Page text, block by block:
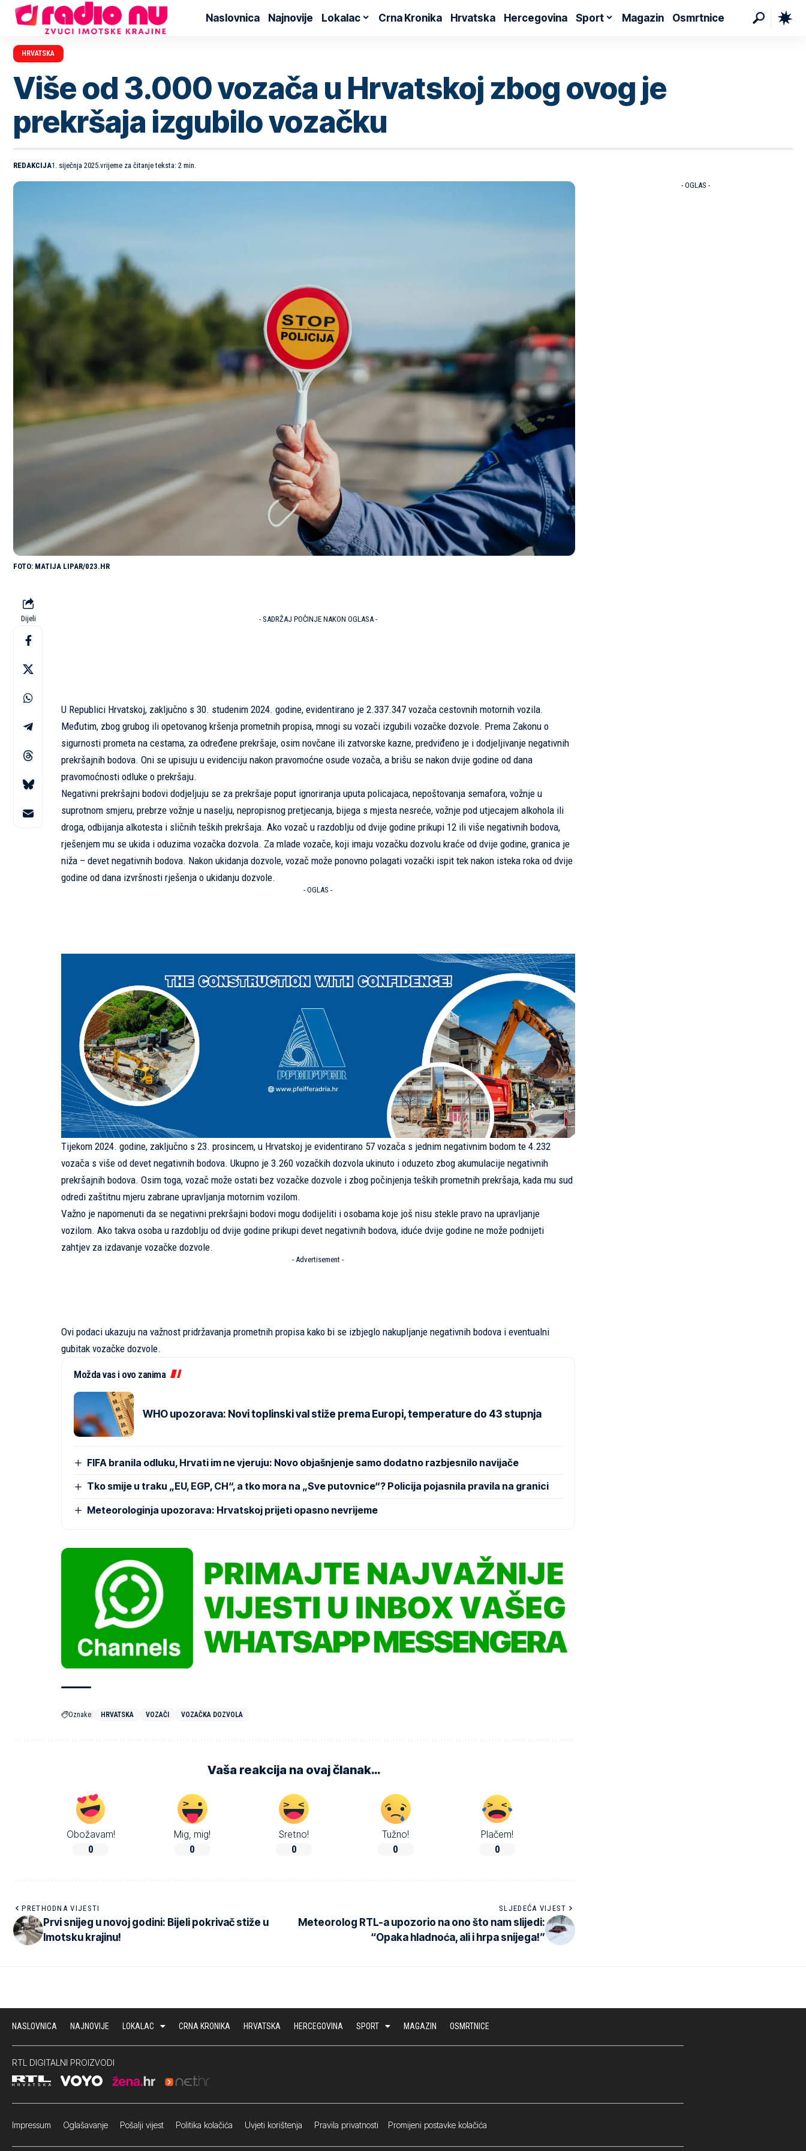
Naslovnica Najnovije Lokalac Crna Kronika Hrvatska Hercegovina Sport Magazin Osmrtnice
HRVATSKA
Više od 3.000 vozača u Hrvatskoj zbog ovog je
prekršaja izgubilo vozačku
REDAKCIJA1. siječnja 2025. vrijeme za čitanje teksta: 2 min.
MATIJA LIPAR/023.HR
Dijeli - SADRŽAJ POČINJE NAKON OGLASA -
U Republici Hrvatskoj, zaključno s 30. studenim 2024. godine, evidentirano je 2.337.347 vozača cestovnih motornih vozila.
Međutim, zbog grubog ili opetovanog kršenja prometnih propisa, mnogi su vozači izgubili vozačke dozvole. Prema Zakonu o
sigurnosti prometa na cestama, za određene prekršaje, osim novčane ili zatvorske kazne, predviđeno je i dodjeljivanje negativnih
prekršajnih bodova. Oni se upisuju u evidenciju nakon pravomoćne osude vozača, a brišu se nakon dvije godine od dana
pravomoćnosti odluke o prekršaju.
Negativni prekršajni bodovi dodjeljuju se za prekršaje poput ignoriranja uputa policajaca, nepoštovanja semafora, vožnje u
suprotnom smjeru, prebrze vožnje u naselju, nepropisnog pretjecanja, bijega s mjesta nesreće, vožnje pod utjecajem alkohola ili
droga, odbijanja alkotesta i sličnih teških prekršaja. Ako vozač u razdoblju od dvije godine prikupi 12 ili više negativnih bodova,
rješenjem mu se ukida i oduzima vozačka dozvola. Za mlade vozače, koji imaju vozačku dozvolu kraće od dvije godine, granica je
niža – devet negativnih bodova. Nakon ukidanja dozvole, vozač može ponovno polagati vozački ispit tek nakon isteka roka od dvije
godine od dana izvršnosti rješenja o ukidanju dozvole.
- OGLAS -
Tijekom 2024. godine, zaključno s 23. prosincem, u Hrvatskoj je evidentirano 57 vozača s jednim negativnim bodom te 4.232
vozača s više od devet negativnih bodova. Ukupno je 3.260 vozačkih dozvola ukinuto i oduzeto zbog akumulacije negativnih
prekršajnih bodova. Osim toga, vozač može ostati bez vozačke dozvole i zbog počinjenja teških prometnih prekršaja, kada mu sud
odredi zaštitnu mjeru zabrane upravljanja motornim vozilom.
Važno je napomenuti da se negativni prekršajni bodovi mogu dodijeliti i osobama koje još nisu stekle pravo na upravljanje
vozilom. Ako takva osoba u razdoblju od dvije godine prikupi devet negativnih bodova, iduće dvije godine ne može podnijeti
zahtjev za izdavanje vozačke dozvole.
- Advertisement -
Ovi podaci ukazuju na važnost pridržavanja prometnih propisa kako bi se izbjeglo nakupljanje negativnih bodova i eventualni
gubitak vozačke dozvole.
Možda vas i ovo zanima
WHO upozorava: Novi toplinski val stiže prema Europi, temperature do 43 stupnja
FIFA branila odluku, Hrvati im ne vjeruju: Novo objašnjenje samo dodatno razbjesnilo navijače
Tko smije u traku „EU, EGP, CH“, a tko mora na „Sve putovnice“? Policija pojasnila pravila na granici
Meteorologinja upozorava: Hrvatskoj prijeti opasno nevrijeme
Oznake: HRVATSKA VOZAČI VOZAČKA DOZVOLA
Vaša reakcija na ovaj članak…
Obožavam!
0
Mig, mig!
0
Sretno!
0
Tužno!
0
Plačem!
0
PRETHODNA VIJESTI
Prvi snijeg u novoj godini: Bijeli pokrivač stiže u
Imotsku krajinu!
SLJEDEĆA VIJEST
Meteorolog RTL-a upozorio na ono što nam slijedi:
“Opaka hladnoća, ali i hrpa snijega!”
- OGLAS -
NASLOVNICA NAJNOVIJE LOKALAC CRNA KRONIKA HRVATSKA HERCEGOVINA SPORT MAGAZIN OSMRTNICE
RTL DIGITALNI PROIZVODI
Impressum Oglašavanje Pošalji vijest Politika kolačića Uvjeti korištenja Pravila privatnosti Promijeni postavke kolačića